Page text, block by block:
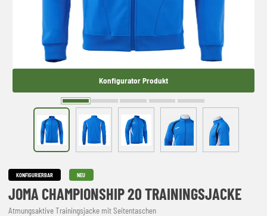
Konfigurator Produkt
KONFIGURIERBAR NEU
JOMA CHAMPIONSHIP 20 TRAININGSJACKE
Atmungsaktive Trainingsjacke mit Seitentaschen